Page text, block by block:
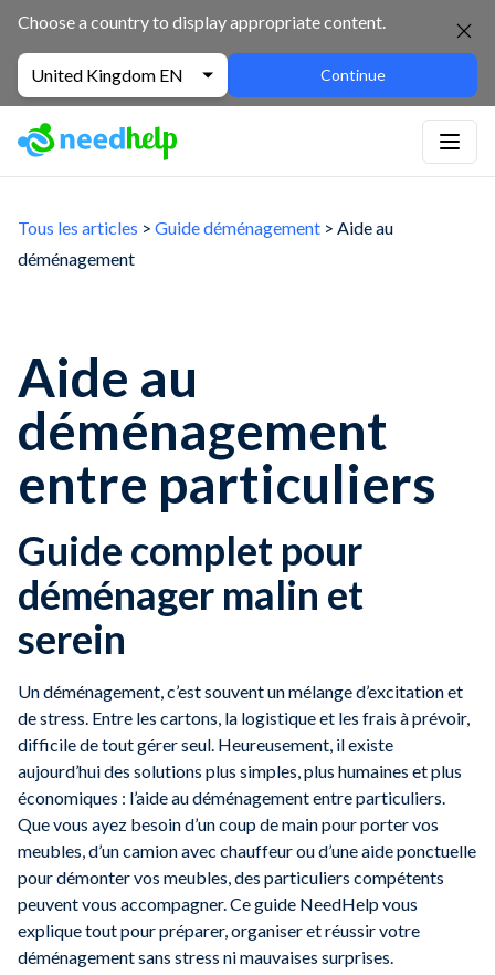
Choose a country to display appropriate content.
United Kingdom EN Continue
Tous les articles > Guide déménagement > Aide au
déménagement
Aide au
déménagement
entre particuliers
Guide complet pour
déménager malin et
serein
Un déménagement, c’est souvent un mélange d’excitation et
de stress. Entre les cartons, la logistique et les frais à prévoir,
difficile de tout gérer seul. Heureusement, il existe
aujourd’hui des solutions plus simples, plus humaines et plus
économiques : l’aide au déménagement entre particuliers.
Que vous ayez besoin d’un coup de main pour porter vos
meubles, d’un camion avec chauffeur ou d’une aide ponctuelle
pour démonter vos meubles, des particuliers compétents
peuvent vous accompagner. Ce guide NeedHelp vous
explique tout pour préparer, organiser et réussir votre
déménagement sans stress ni mauvaises surprises.